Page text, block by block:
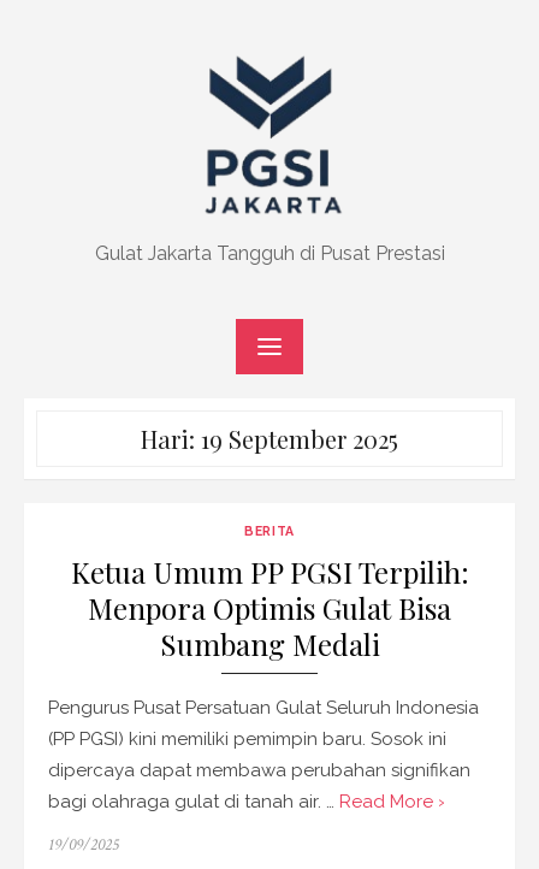
Gulat Jakarta Tangguh di Pusat Prestasi
Hari: 19 September 2025
BERITA
Ketua Umum PP PGSI Terpilih:
Menpora Optimis Gulat Bisa
Sumbang Medali
Pengurus Pusat Persatuan Gulat Seluruh Indonesia
(PP PGSI) kini memiliki pemimpin baru. Sosok ini
dipercaya dapat membawa perubahan signifikan
bagi olahraga gulat di tanah air. … Read More ›
Posted
19/09/2025